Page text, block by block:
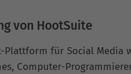
von HootSuite
Plattform für Social Media
Computer-